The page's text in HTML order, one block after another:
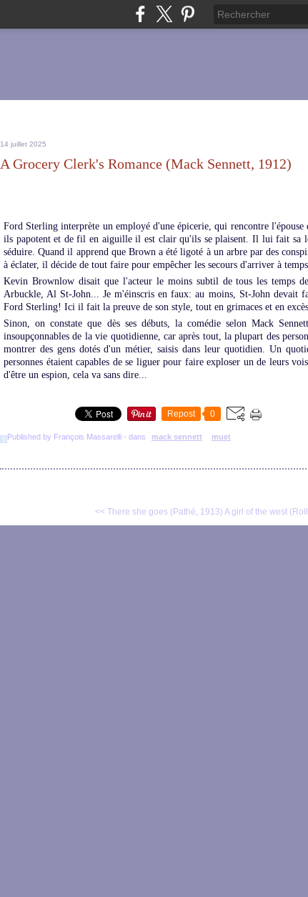
14 juillet 2025
A Grocery Clerk's Romance (Mack Sennett, 1912)
Ford Sterling interprète un employé d'une épicerie, qui rencontre
ils papotent et de fil en aiguille il est clair qu'ils se plaisent. Il lui fait sa
séduire. Quand il apprend que Brown a été ligoté à un arbre par des
à éclater, il décide de tout faire pour empêcher les secours d'arriver à
Kevin Brownlow disait que l'acteur le moins subtil de tous les temps
Arbuckle, Al St-John... Je m'éinscris en faux: au moins, St-John devait
Ford Sterling! Ici il fait la preuve de son style, tout en grimaces et en
Sinon, on constate que dès ses débuts, la comédie selon Mack
insoupçonnables de la vie quotidienne, car après tout, la plupart des
montrer des gens dotés d'un métier, saisis dans leur quotidien. Un
personnes étaient capables de se liguer pour faire exploser un de leurs
d'être un espion, cela va sans dire...
Repost 0
Published by François Massarelli - dans mack sennett muet
<< There she goes (Pathé, 1913) A girl of the west